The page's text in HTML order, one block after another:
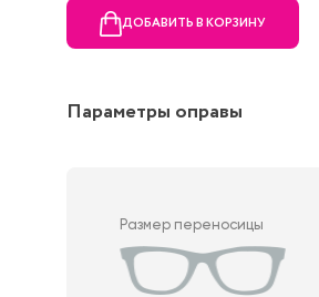
ДОБАВИТЬ В КОРЗИНУ
Параметры оправы
Размер переносицы